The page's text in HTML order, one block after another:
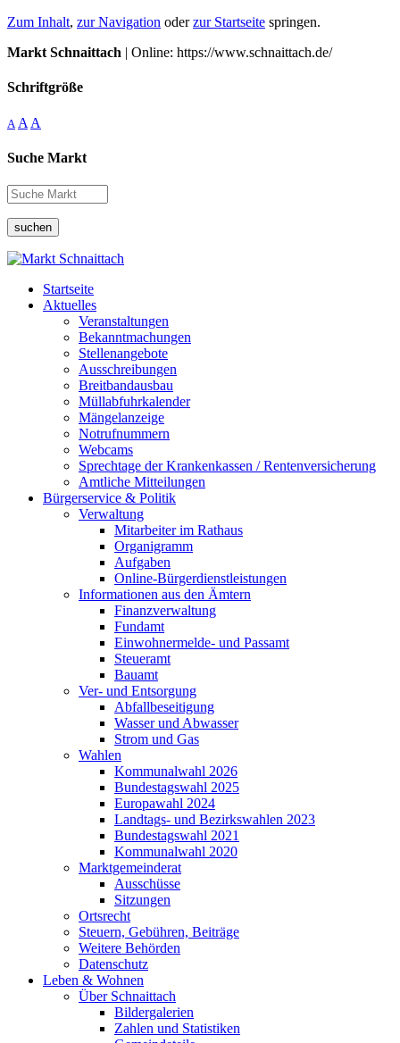
Zum Inhalt, zur Navigation oderzur Startseite springen.
Markt Schnaittach | Online: https://www.schnaittach.de/
Schriftgröße
A A A
Suche Markt
suchen
Startseite
Aktuelles
Veranstaltungen
Bekanntmachungen
Stellenangebote
Ausschreibungen
Breitbandausbau
Müllabfuhrkalender
Mängelanzeige
Notrufnummern
Webcams
Sprechtage der Krankenkassen / Rentenversicherung
Amtliche Mitteilungen
Bürgerservice & Politik
Verwaltung
Mitarbeiter im Rathaus
Organigramm
Aufgaben
Online-Bürgerdienstleistungen
Informationen aus den Ämtern
Finanzverwaltung
Fundamt
Einwohnermelde- und Passamt
Steueramt
Bauamt
Ver- und Entsorgung
Abfallbeseitigung
Wasser und Abwasser
Strom und Gas
Wahlen
Kommunalwahl 2026
Bundestagswahl 2025
Europawahl 2024
Landtags- und Bezirkswahlen 2023
Bundestagswahl 2021
Kommunalwahl 2020
Marktgemeinderat
Ausschüsse
Sitzungen
Ortsrecht
Steuern, Gebühren, Beiträge
Weitere Behörden
Datenschutz
Leben & Wohnen
Über Schnaittach
Bildergalerien
Zahlen und Statistiken